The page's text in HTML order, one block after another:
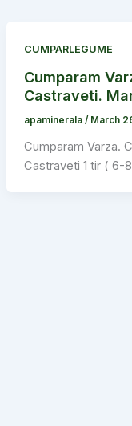
CUMPARLEGUME
Cumparam
Castraveti.
apaminerala / March
Cumparam Varza.
Castraveti 1 tir (